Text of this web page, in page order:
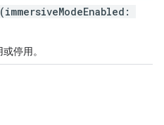
(immersiveModeEnabled:
停用。